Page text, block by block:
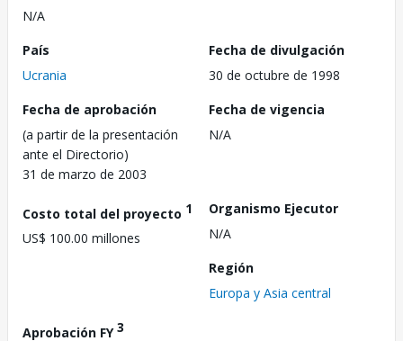
N/A
País
Ucrania
Fecha de divulgación
30 de octubre de 1998
Fecha de aprobación
(a partir de la presentación
ante el Directorio)
31 de marzo de 2003
Fecha de vigencia
N/A
Costo total del proyecto 1
US$ 100.00 millones
Organismo Ejecutor
N/A
Región
Europa y Asia central
Aprobación FY3